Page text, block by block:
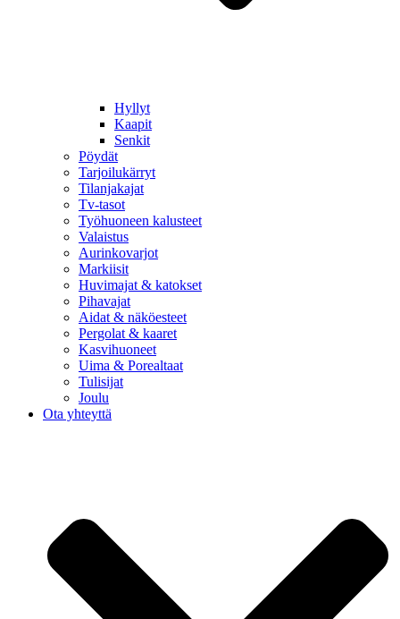
Hyllyt
Kaapit
Senkit
Pöydät
Tarjoilukärryt
Tilanjakajat
Tv-tasot
Työhuoneen kalusteet
Valaistus
Aurinkovarjot
Markiisit
Huvimajat & katokset
Pihavajat
Aidat & näköesteet
Pergolat & kaaret
Kasvihuoneet
Uima & Porealtaat
Tulisijat
Joulu
Ota yhteyttä